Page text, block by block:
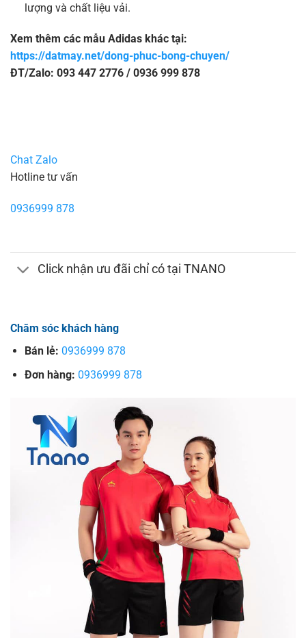
lượng và chất liệu vải.
Xem thêm các mẫu Adidas khác tại:
https://datmay.net/dong-phuc-bong-chuyen/
ĐT/Zalo: 093 447 2776 / 0936 999 878
Chat Zalo
Hotline tư vấn
0936999 878
Click nhận ưu đãi chỉ có tại TNANO
Chăm sóc khách hàng
Bán lẻ: 0936999 878
Đơn hàng: 0936999 878